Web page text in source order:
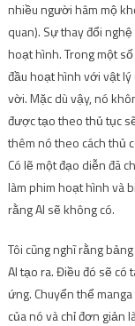
nhiều người hâm mộ
quan). Sự thay đổi
hoạt hình. Trong một
đầu hoạt hình với vật
vời. Mặc dù vậy, nó
được tạo theo thủ tục
thêm nó theo cách thủ
Có lẽ một đạo diễn đã
làm phim hoạt hình và
rằng AI sẽ không có.
Tôi cũng nghĩ rằng
AI tạo ra. Điều đó sẽ có
ứng. Chuyển thể
của nó và chỉ đơn giản